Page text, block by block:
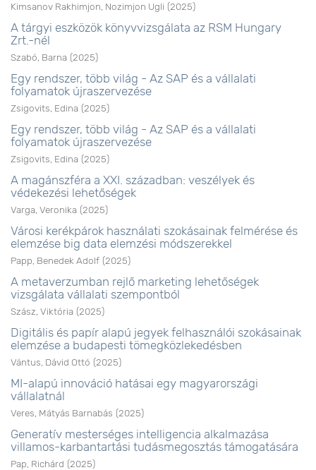
Kimsanov Rakhimjon, Nozimjon Ugli (2025)
A tárgyi eszközök könyvvizsgálata az RSM Hungary
Zrt.-nél
Szabó, Barna (2025)
Egy rendszer, több világ - Az SAP és a vállalati
folyamatok újraszervezése
Zsigovits, Edina (2025)
Egy rendszer, több világ - Az SAP és a vállalati
folyamatok újraszervezése
Zsigovits, Edina (2025)
A magánszféra a XXI. században: veszélyek és
védekezési lehetőségek
Varga, Veronika (2025)
Városi kerékpárok használati szokásainak felmérése és
elemzése big data elemzési módszerekkel
Papp, Benedek Adolf (2025)
A metaverzumban rejlő marketing lehetőségek
vizsgálata vállalati szempontból
Szász, Viktória (2025)
Digitális és papír alapú jegyek felhasználói szokásainak
elemzése a budapesti tömegközlekedésben
Vántus, Dávid Ottó (2025)
MI-alapú innováció hatásai egy magyarországi
vállalatnál
Veres, Mátyás Barnabás (2025)
Generatív mesterséges intelligencia alkalmazása
villamos-karbantartási tudásmegosztás támogatására
Pap, Richárd (2025)